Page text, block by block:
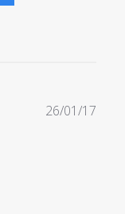
26/01/17